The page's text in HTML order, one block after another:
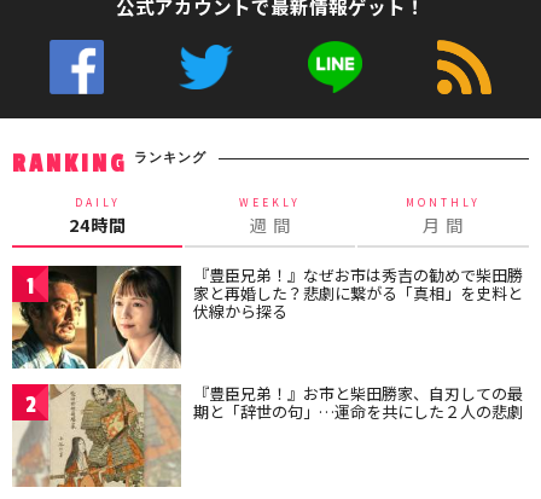
公式アカウントで最新情報ゲット！
RANKING ランキング
DAILY
24時間
WEEKLY
週 間
MONTHLY
月 間
1 『豊臣兄弟！』なぜお市は秀吉の勧めで柴田勝
家と再婚した？悲劇に繋がる「真相」を史料と
伏線から探る
2 『豊臣兄弟！』お市と柴田勝家、自刃しての最
期と「辞世の句」…運命を共にした２人の悲劇